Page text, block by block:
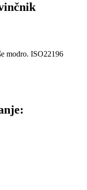
modro. ISO22196